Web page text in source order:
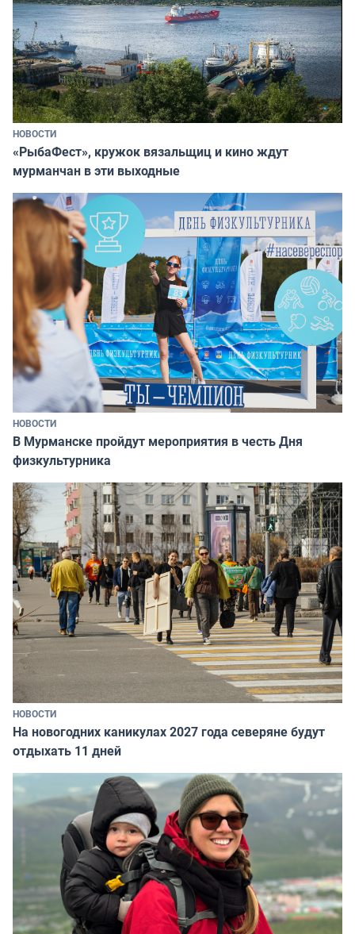
НОВОСТИ
«РыбаФест», кружок вязальщиц и кино ждут
мурманчан в эти выходные
НОВОСТИ
В Мурманске пройдут мероприятия в честь Дня
физкультурника
НОВОСТИ
На новогодних каникулах 2027 года северяне будут
отдыхать 11 дней